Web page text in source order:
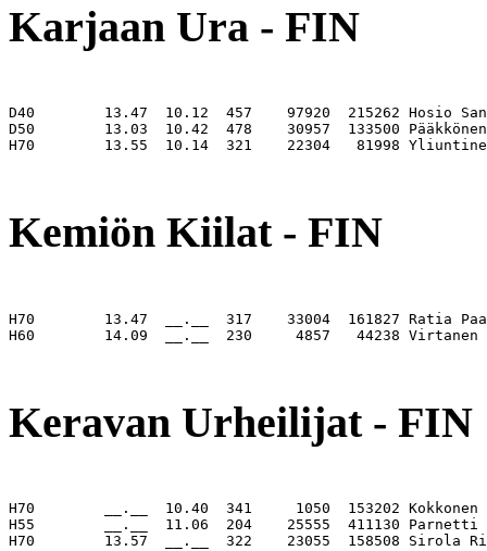
Karjaan Ura - FIN
D40        13.47  10.12  457    97920  215262
D50        13.03  10.42  478    30957  133500
H70        13.55  10.14  321    22304   81998
Kemiön Kiilat - FIN
H70        13.47  __.__  317    33004  161827
H60        14.09  __.__  230     4857   44238
Keravan Urheilijat - FIN
H70        __.__  10.40  341     1050  153202
H55        __.__  11.06  204    25555  411130
H70        13.57  __.__  322    23055  158508